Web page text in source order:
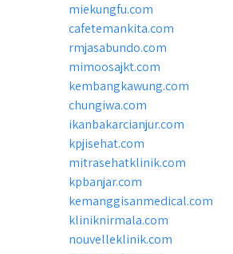
miekungfu.com
cafetemankita.com
rmjasabundo.com
mimoosajkt.com
kembangkawung.com
chungiwa.com
ikanbakarcianjur.com
kpjisehat.com
mitrasehatklinik.com
kpbanjar.com
kemanggisanmedical.com
kliniknirmala.com
nouvelleklinik.com